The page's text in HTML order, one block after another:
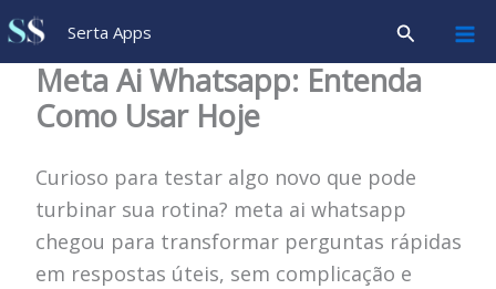
Ir
para
conteúdo
Serta Apps Pesquisar
Meta Ai Whatsapp: Entenda
Como Usar Hoje
Curioso para testar algo novo que pode
turbinar sua rotina? meta ai whatsapp
chegou para transformar perguntas rápidas
em respostas úteis, sem complicação e